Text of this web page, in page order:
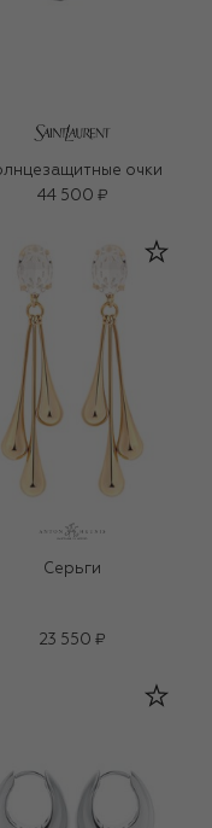
очки
44 500 ₽
Серьги
23 550 ₽